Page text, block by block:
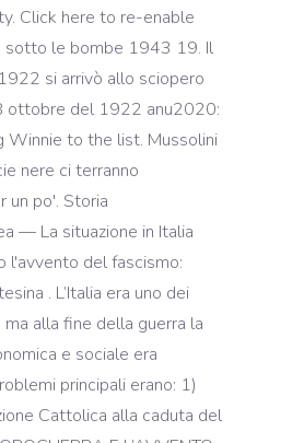
Click here to re-enable
sotto le bombe 1943 19. Il
si arrivò allo sciopero
ottobre del 1922 anu2020:
Winnie to the list. Mussolini
nere ci terranno
un po'. Storia
— La situazione in Italia
l'avvento del fascismo:
. L’Italia era uno dei
ma alla fine della guerra la
e sociale era
principali erano: 1)
Cattolica alla caduta del